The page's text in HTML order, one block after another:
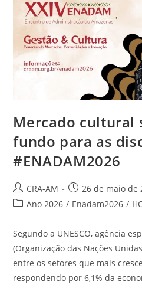
Mercado cultural
fundo para as
#ENADAM2026
CRA-AM
26 de maio de
Ano 2026 / Enadam2026 /
Segundo a UNESCO, agência
(Organização das Nações
entre os setores que mais
respondendo por 6,1% da